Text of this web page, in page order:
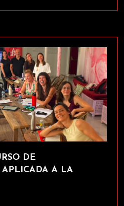
DE
A LA